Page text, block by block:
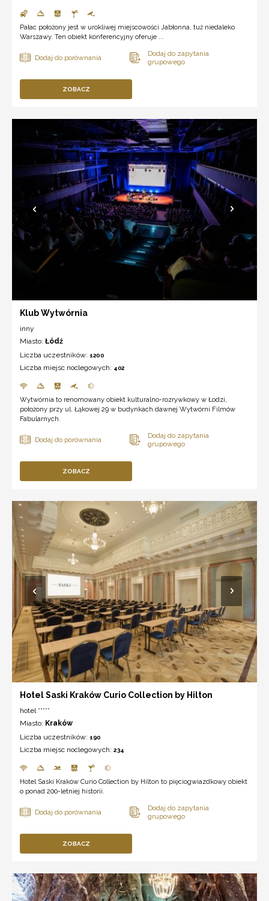
Pałac położony jest w urokliwej miejscowości Jabłonna, tuż niedaleko
Warszawy. Ten obiekt konferencyjny oferuje ...
ZOBACZ
Klub Wytwórnia
inny
Miasto: Łódź
Liczba uczestników: 1200
Liczba miejsc noclegowych: 402
Wytwórnia to renomowany obiekt kulturalno-rozrywkowy w Łodzi,
położony przy ul. Łąkowej 29 w budynkach dawnej Wytwórni Filmów
Fabularnych.
ZOBACZ
Hotel Saski Kraków Curio Collection by Hilton
hotel *****
Miasto: Kraków
Liczba uczestników: 190
Liczba miejsc noclegowych: 234
Hotel Saski Kraków Curio Collection by Hilton to pięciogwiazdkowy obiekt
o ponad 200-letniej historii.
ZOBACZ